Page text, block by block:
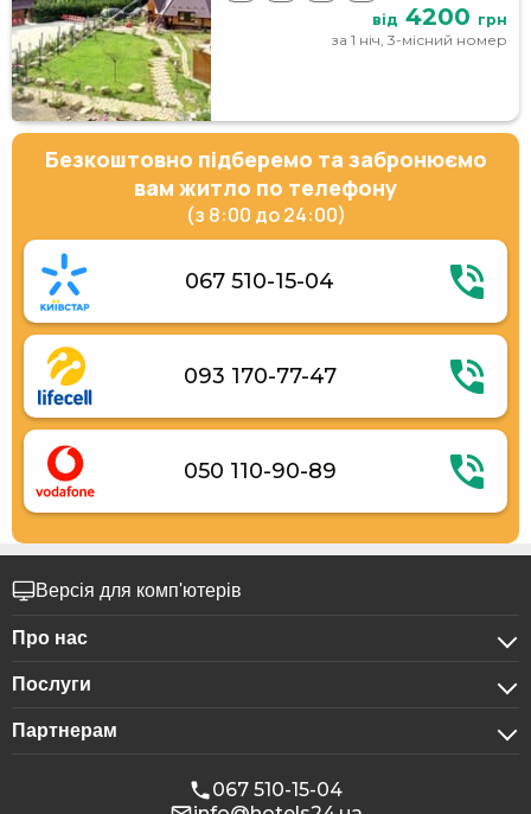
від 4200 грн
за 1 ніч, 3-місний номер
Безкоштовно підберемо та забронюємо
вам житло по телефону
(з 8:00 до 24:00)
067 510-15-04
093 170-77-47
050 110-90-89
Версія для комп'ютерів
Про нас
Про компанію
Конфіденційність
Послуги
Для бізнес-клієнтів
Бронювання для груп
Партнерам
067 510-15-04